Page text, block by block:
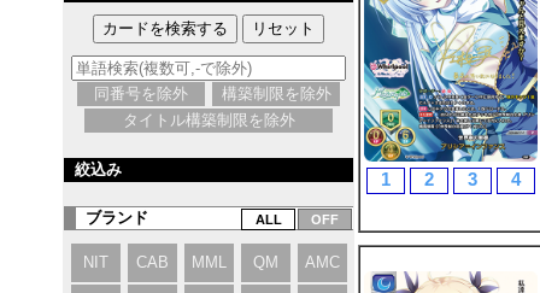
同番号を除外
構築制限を除外
タイトル構築制限を除外
絞込み
ブランド
NIT CAB MML QM AMC
1 2 3 4